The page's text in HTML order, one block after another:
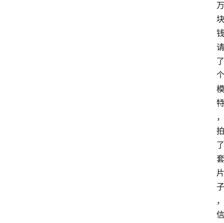
万
块
钱
请
了
个
模
特
，
拍
了
套
片
子
，
信